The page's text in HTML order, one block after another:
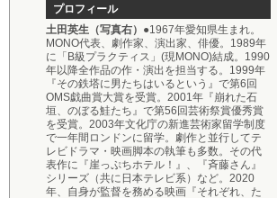
プロフィール
土田英生（写真右） ●1967年愛知県生まれ。
MONO代表、劇作家、演出家、俳優。1989年
に「B級プラクティス」(現MONO)結成。1990
年以降全作品の作・演出を担当する。1999年
『その鉄塔に男たちはいるという』で第6回
OMS戯曲賞大賞を受賞。2001年『崩れた石
垣、のぼる鮭たち』で第56回芸術祭賞優秀賞
を受賞。2003年文化庁の新進芸術家留学制度
で一年間ロンドンに留学。劇作と並行してテ
レビドラマ・映画脚本の執筆も多数。その代
表作に『崖っぷちホテル！』、『斉藤さん』
シリーズ（共に日本テレビ系）など。2020
年、自身が監督を務める映画『それぞれ、た